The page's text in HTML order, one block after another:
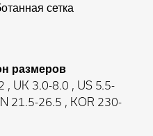
сетка
размеров
, UK 3.0-8.0 , US 5.5-
21.5-26.5 , KOR 230-